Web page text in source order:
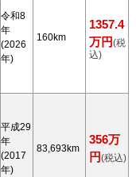
令和8
年
(2026
年)
160km
1357.4
万円(税
込)
平成29
年
(2017
年)
83,693km
356万
円(税込)